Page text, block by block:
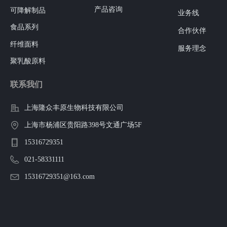
可降解制品
食品系列
纤维面料
聚乳酸原料
产品咨询 业务线
合作伙伴
服务理念
联系我们
上海隆众丰原生物科技有限公司
上海市杨浦区贵阳路398号文通广场5F
15316729351
021-58331111
15316729351@163.com